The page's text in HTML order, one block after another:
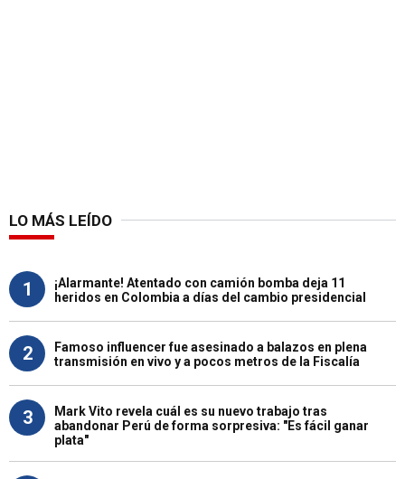
LO MÁS LEÍDO
1
¡Alarmante! Atentado con camión bomba deja 11
heridos en Colombia a días del cambio presidencial
2
Famoso influencer fue asesinado a balazos en plena
transmisión en vivo y a pocos metros de la Fiscalía
3
Mark Vito revela cuál es su nuevo trabajo tras
abandonar Perú de forma sorpresiva: "Es fácil ganar
plata"